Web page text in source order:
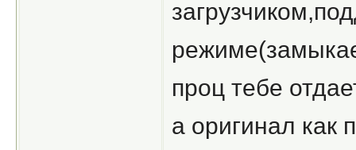
проц тебе
а оригинал как